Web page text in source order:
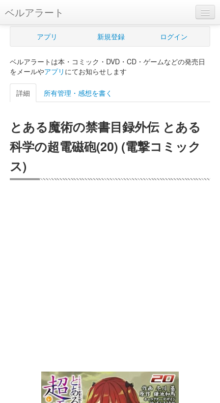
ベルアラート
ベルアラートとは
新規登録
ログイン
購入管理
Myシェルフ
プレミアム
アプリ 新規登録 ログイン
ベルアラートは本・コミック・DVD・CD・ゲームなどの発売日
をメールやアプリ にてお知らせします
詳細 所有管理・感想を書く
とある魔術の禁書目録外伝 とある
科学の超電磁砲(20) (電撃コミック
ス)